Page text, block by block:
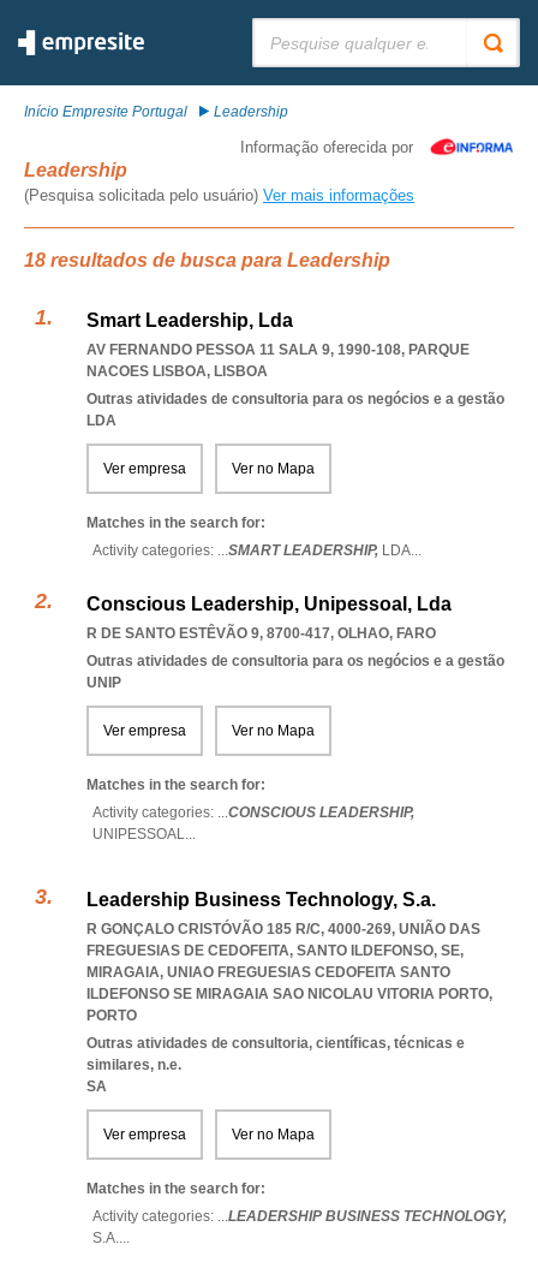
Início Empresite Portugal Leadership
Informação oferecida por
Leadership
(Pesquisa solicitada pelo usuário) Ver mais informações
18 resultados de busca para Leadership
Smart Leadership, Lda
AV FERNANDO PESSOA 11 SALA 9, 1990-108, PARQUE
NACOES LISBOA, LISBOA
Outras atividades de consultoria para os negócios e a gestão
LDA
Ver empresa Ver no Mapa
Matches in the search for:
Activity categories: ...SMART LEADERSHIP, LDA...
Conscious Leadership, Unipessoal, Lda
R DE SANTO ESTÊVÃO 9, 8700-417, OLHAO, FARO
Outras atividades de consultoria para os negócios e a gestão
UNIP
Ver empresa Ver no Mapa
Matches in the search for:
Activity categories: ...CONSCIOUS LEADERSHIP,
UNIPESSOAL...
Leadership Business Technology, S.a.
R GONÇALO CRISTÓVÃO 185 R/C, 4000-269, UNIÃO DAS
FREGUESIAS DE CEDOFEITA, SANTO ILDEFONSO, SE,
MIRAGAIA, UNIAO FREGUESIAS CEDOFEITA SANTO
ILDEFONSO SE MIRAGAIA SAO NICOLAU VITORIA PORTO,
PORTO
Outras atividades de consultoria, científicas, técnicas e
similares, n.e.
SA
Ver empresa Ver no Mapa
Matches in the search for:
Activity categories: ...LEADERSHIP BUSINESS TECHNOLOGY,
S.A....